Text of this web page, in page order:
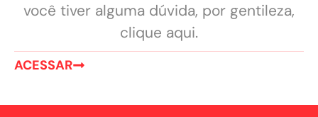
você tiver alguma dúvida, por gentileza,
clique aqui.
ACESSAR